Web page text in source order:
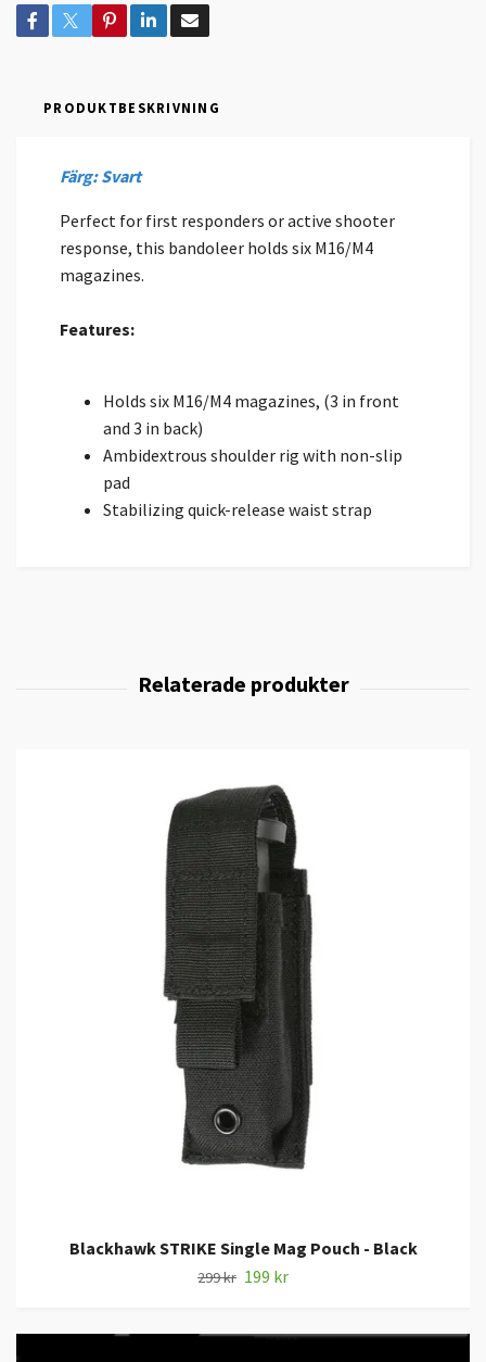
PRODUKTBESKRIVNING
Färg: Svart
Perfect for first responders or active shooter
response, this bandoleer holds six M16/M4
magazines.
Features:
Holds six M16/M4 magazines, (3 in front
and 3 in back)
Ambidextrous shoulder rig with non-slip
pad
Stabilizing quick-release waist strap
Blackhawk STRIKE Single Mag Pouch - Black
299 kr 199 kr